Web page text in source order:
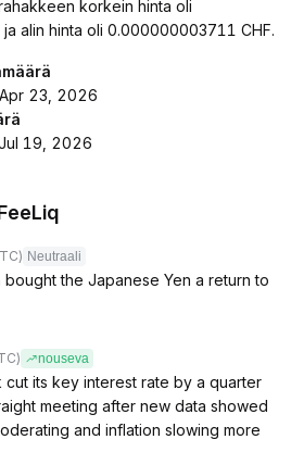
korkein hinta oli
alin hinta oli 0.000000003711 CHF.
23, 2026
19, 2026
Neutraali
the Japanese Yen a return to
nouseva
cut its key interest rate by a quarter
meeting after new data showed
and inflation slowing more